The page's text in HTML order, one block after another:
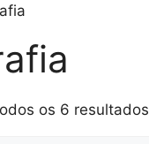
os 6 resultados